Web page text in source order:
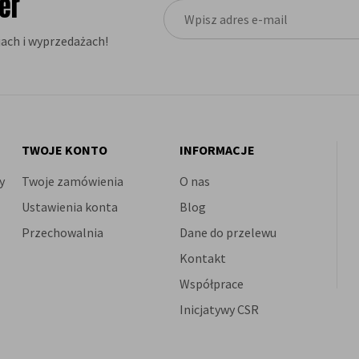
i wyprzedażach!
TWOJE KONTO
Twoje zamówienia
Ustawienia konta
Przechowalnia
INFORMACJE
O nas
Blog
Dane do przelewu
Kontakt
Współprace
Inicjatywy CSR